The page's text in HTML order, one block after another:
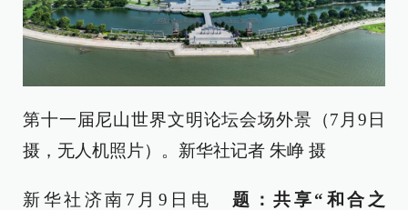
第十一届尼山世界文明论坛会场外景（7月9日
摄，无人机照片）。新华社记者 朱峥 摄
新华社济南7月9日电 题：共享“和合之